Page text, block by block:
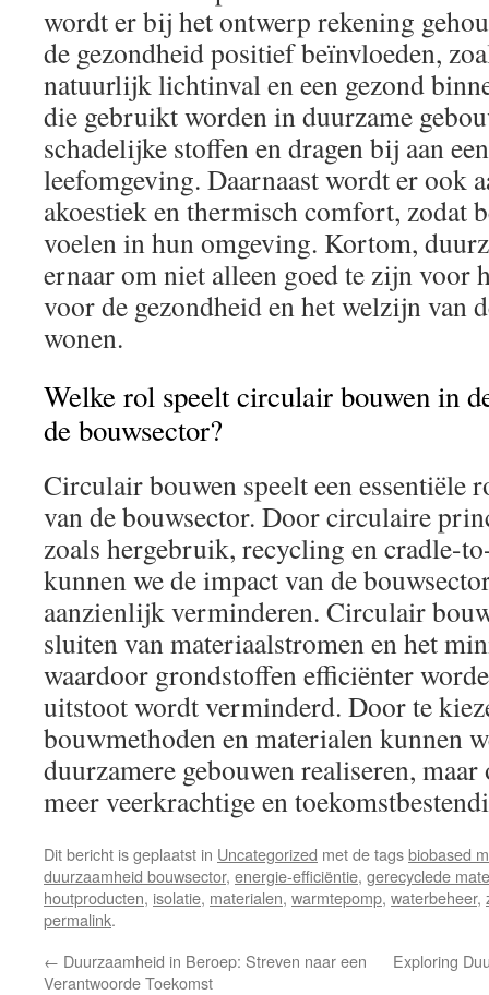
wordt er bij het ontwerp rekening
de gezondheid positief beïnvloeden,
natuurlijk lichtinval en een gezond
die gebruikt worden in duurzame
schadelijke stoffen en dragen bij aan
leefomgeving. Daarnaast wordt er ook
akoestiek en thermisch comfort, zodat
voelen in hun omgeving. Kortom,
ernaar om niet alleen goed te zijn voor
voor de gezondheid en het welzijn van
wonen.
Welke rol speelt circulair bouwen in
de bouwsector?
Circulair bouwen speelt een essentiële
van de bouwsector. Door circulaire
zoals hergebruik, recycling en cradle-
kunnen we de impact van de
aanzienlijk verminderen. Circulair
sluiten van materiaalstromen en het
waardoor grondstoffen efficiënter
uitstoot wordt verminderd. Door te
bouwmethoden en materialen kunnen
duurzamere gebouwen realiseren,
meer veerkrachtige en
Dit bericht is geplaatst in Uncategorized met de tagsbiobased
duurzaamheid bouwsector, energie-efficiëntie, gerecyclede
houtproducten, isolatie, materialen, warmtepomp, waterbeheer,
permalink.
← Duurzaamheid in Beroep: Streven naar een
Verantwoorde Toekomst
Exploring